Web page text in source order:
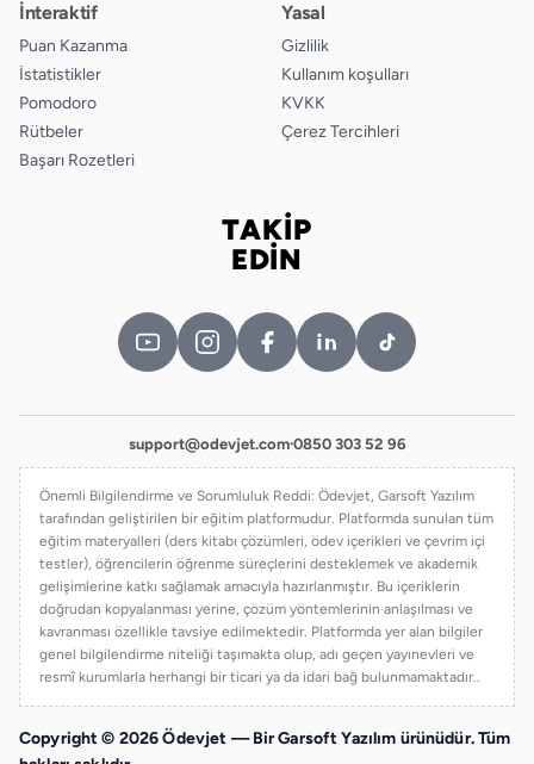
İnteraktif
Puan Kazanma
İstatistikler
Pomodoro
Rütbeler
Başarı Rozetleri
Yasal
Gizlilik
Kullanım koşulları
KVKK
Çerez Tercihleri
TAKİP
EDİN
support@odevjet.com·0850 303 52 96
Önemli Bilgilendirme ve Sorumluluk Reddi: Ödevjet, Garsoft Yazılım
tarafından geliştirilen bir eğitim platformudur. Platformda sunulan tüm
eğitim materyalleri (ders kitabı çözümleri, ödev içerikleri ve çevrim içi
testler), öğrencilerin öğrenme süreçlerini desteklemek ve akademik
gelişimlerine katkı sağlamak amacıyla hazırlanmıştır. Bu içeriklerin
doğrudan kopyalanması yerine, çözüm yöntemlerinin anlaşılması ve
kavranması özellikle tavsiye edilmektedir. Platformda yer alan bilgiler
genel bilgilendirme niteliği taşımakta olup, adı geçen yayınevleri ve
resmî kurumlarla herhangi bir ticari ya da idari bağ bulunmamaktadır..
Copyright © 2026 Ödevjet — Bir Garsoft Yazılım ürünüdür. Tüm